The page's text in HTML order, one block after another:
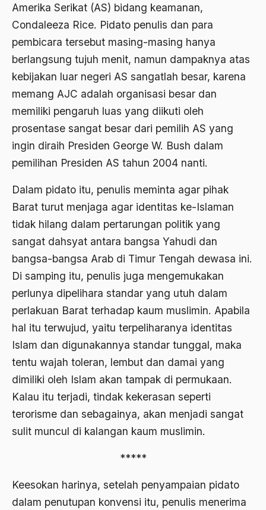
Amerika Serikat (AS) bidang keamanan,
Condaleeza Rice. Pidato penulis dan para
pembicara tersebut masing-masing hanya
berlangsung tujuh menit, namun dampaknya atas
kebijakan luar negeri AS sangatlah besar, karena
memang AJC adalah organisasi besar dan
memiliki pengaruh luas yang diikuti oleh
prosentase sangat besar dari pemilih AS yang
ingin diraih Presiden George W. Bush dalam
pemilihan Presiden AS tahun 2004 nanti.
Dalam pidato itu, penulis meminta agar pihak
Barat turut menjaga agar identitas ke-Islaman
tidak hilang dalam pertarungan politik yang
sangat dahsyat antara bangsa Yahudi dan
bangsa-bangsa Arab di Timur Tengah dewasa ini.
Di samping itu, penulis juga mengemukakan
perlunya dipelihara standar yang utuh dalam
perlakuan Barat terhadap kaum muslimin. Apabila
hal itu terwujud, yaitu terpeliharanya identitas
Islam dan digunakannya standar tunggal, maka
tentu wajah toleran, lembut dan damai yang
dimiliki oleh Islam akan tampak di permukaan.
Kalau itu terjadi, tindak kekerasan seperti
terorisme dan sebagainya, akan menjadi sangat
sulit muncul di kalangan kaum muslimin.
*****
Keesokan harinya, setelah penyampaian pidato
dalam penutupan konvensi itu, penulis menerima
1975
1973
1972
agama
Agama & Negara
Agama Asli
Agama Asli Indonesia
Agama dan Negara
Agama dan negaraa
Agama dan Politik
Agama dan Praktis
Agama Demokrasi
Agama di Asia
agama elitis
Agama Hukum
Agama Inovasi
Agama Islam
agama populer
Agama Terang
agraris